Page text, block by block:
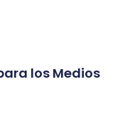
los Medios